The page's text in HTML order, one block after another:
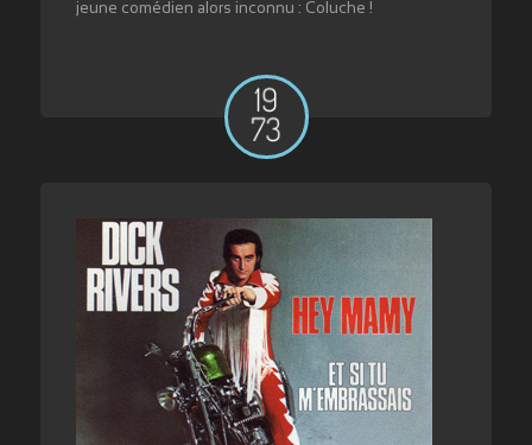
jeune comédien alors inconnu : Coluche !